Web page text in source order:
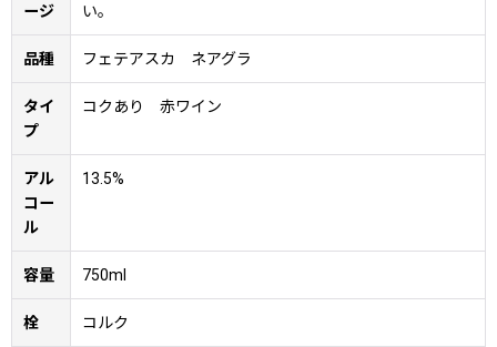
ージ
い。
品種 フェテアスカ ネアグラ
タイ
プ
コクあり 赤ワイン
アル
コー
ル
13.5%
容量 750ml
栓 コルク